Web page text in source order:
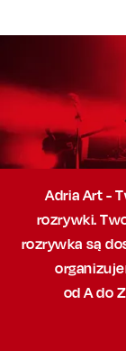
Adria Art -
rozrywki.
rozrywka są
od A do